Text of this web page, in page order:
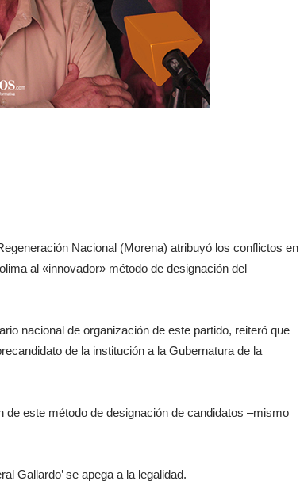
Nacional (Morena) atribuyó los conflictos en
al «innovador» método de designación del
nacional de organización de este partido, reiteró que
de la institución a la Gubernatura de la
de este método de designación de candidatos –mismo
Gallardo’ se apega a la legalidad.